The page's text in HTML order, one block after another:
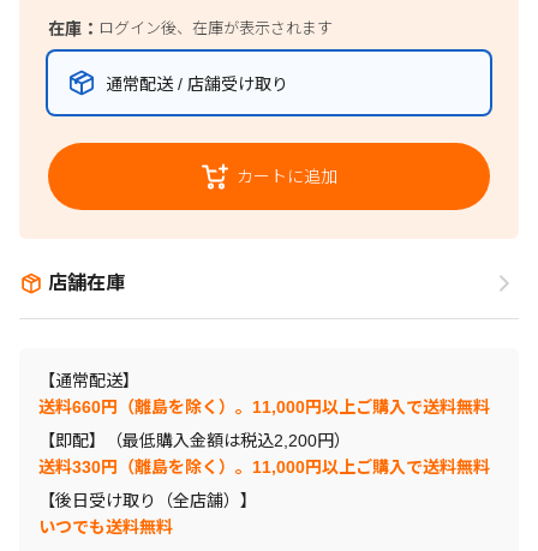
在庫： ログイン後、在庫が表示されます
通常配送 / 店舗受け取り
カートに追加
店舗在庫
【通常配送】
送料660円（離島を除く）。11,000円以上ご購入で送料無料
【即配】（最低購入金額は税込2,200円）
送料330円（離島を除く）。11,000円以上ご購入で送料無料
【後日受け取り（全店舗）】
いつでも送料無料